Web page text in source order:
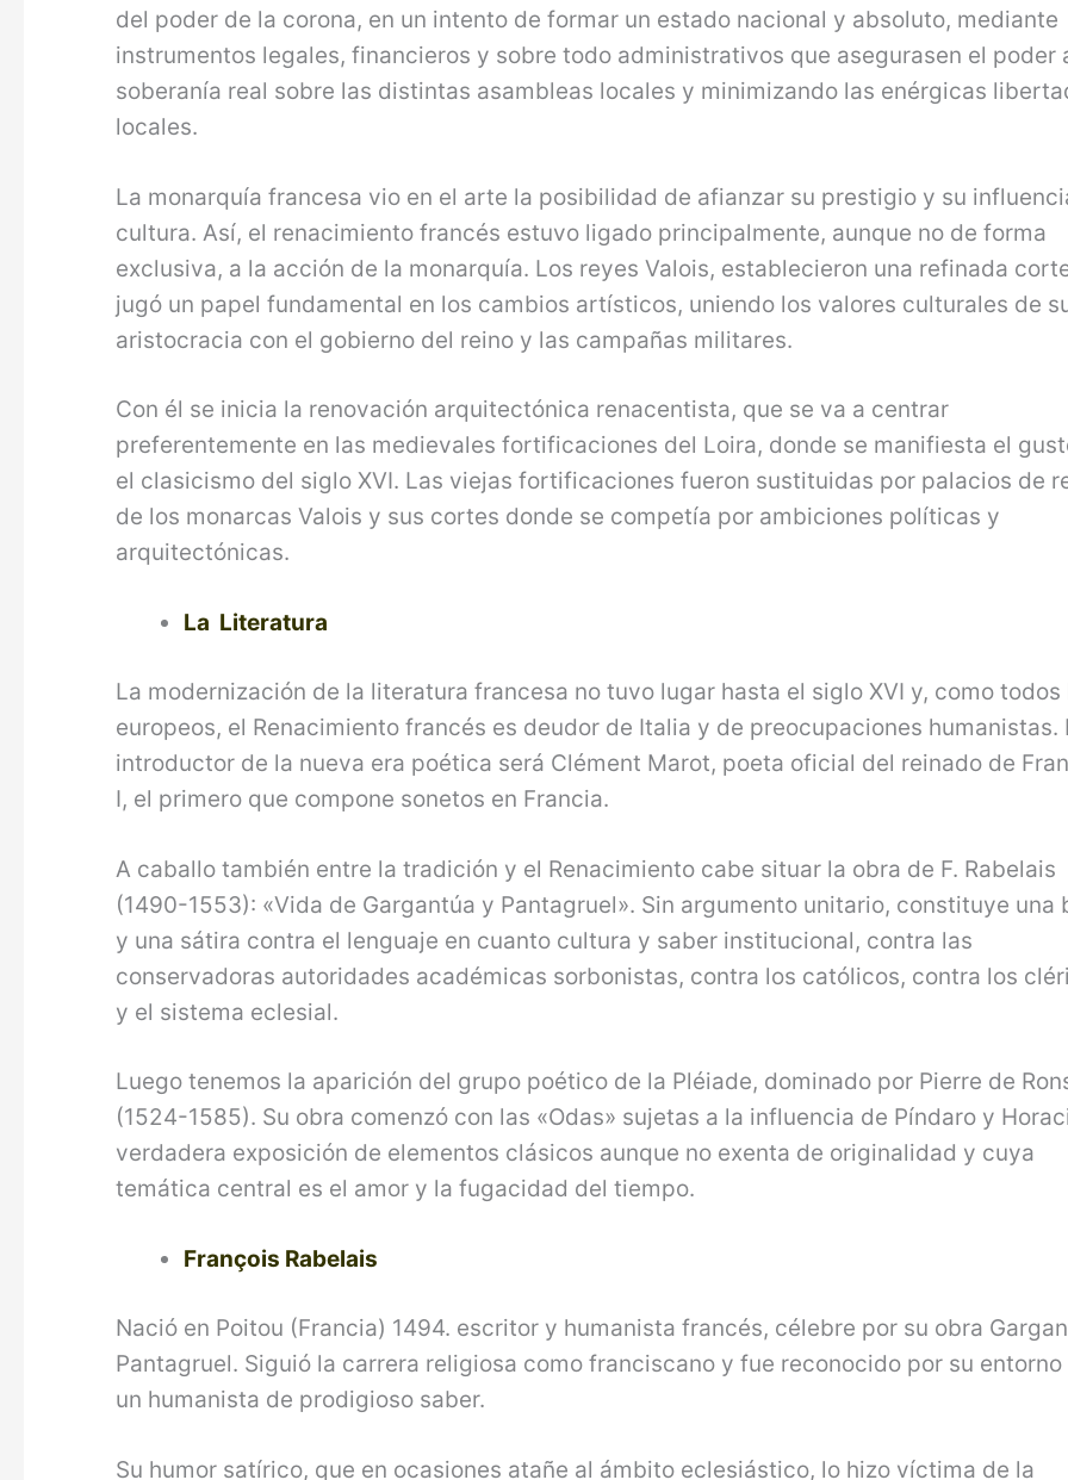
del poder de la corona, en un intento de formar un estado nacional y absoluto, mediante
instrumentos legales, financieros y sobre todo administrativos que asegurasen el poder
soberanía real sobre las distintas asambleas locales y minimizando las enérgicas
locales.
La monarquía francesa vio en el arte la posibilidad de afianzar su prestigio y su
cultura. Así, el renacimiento francés estuvo ligado principalmente, aunque no de forma
exclusiva, a la acción de la monarquía. Los reyes Valois, establecieron una refinada
jugó un papel fundamental en los cambios artísticos, uniendo los valores culturales de
aristocracia con el gobierno del reino y las campañas militares.
Con él se inicia la renovación arquitectónica renacentista, que se va a centrar
preferentemente en las medievales fortificaciones del Loira, donde se manifiesta el
el clasicismo del siglo XVI. Las viejas fortificaciones fueron sustituidas por palacios de
de los monarcas Valois y sus cortes donde se competía por ambiciones políticas y
arquitectónicas.
La Literatura
La modernización de la literatura francesa no tuvo lugar hasta el siglo XVI y, como todos
europeos, el Renacimiento francés es deudor de Italia y de preocupaciones humanistas.
introductor de la nueva era poética será Clément Marot, poeta oficial del reinado de
I, el primero que compone sonetos en Francia.
A caballo también entre la tradición y el Renacimiento cabe situar la obra de F. Rabelais
(1490-1553): «Vida de Gargantúa y Pantagruel». Sin argumento unitario, constituye una
y una sátira contra el lenguaje en cuanto cultura y saber institucional, contra las
conservadoras autoridades académicas sorbonistas, contra los católicos, contra los
y el sistema eclesial.
Luego tenemos la aparición del grupo poético de la Pléiade, dominado por Pierre de
(1524-1585). Su obra comenzó con las «Odas» sujetas a la influencia de Píndaro y
verdadera exposición de elementos clásicos aunque no exenta de originalidad y cuya
temática central es el amor y la fugacidad del tiempo.
François Rabelais
Nació en Poitou (Francia) 1494. escritor y humanista francés, célebre por su obra
Pantagruel. Siguió la carrera religiosa como franciscano y fue reconocido por su entorno
un humanista de prodigioso saber.
Su humor satírico, que en ocasiones atañe al ámbito eclesiástico, lo hizo víctima de la